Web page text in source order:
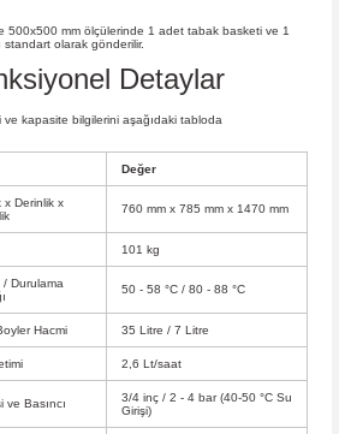
500x500 mm ölçülerinde 1 adet tabak basketi ve 1
standart olarak gönderilir.
Detaylar
ve kapasite bilgilerini aşağıdaki tabloda
Değer
x Derinlik x
760 mm x 785 mm x 1470 mm
101 kg
/ Durulama
50 - 58 °C / 80 - 88 °C
Hacmi 35 Litre / 7 Litre
2,6 Lt/saat
ve Basıncı
3/4 inç / 2 - 4 bar (40-50 °C Su
Girişi)